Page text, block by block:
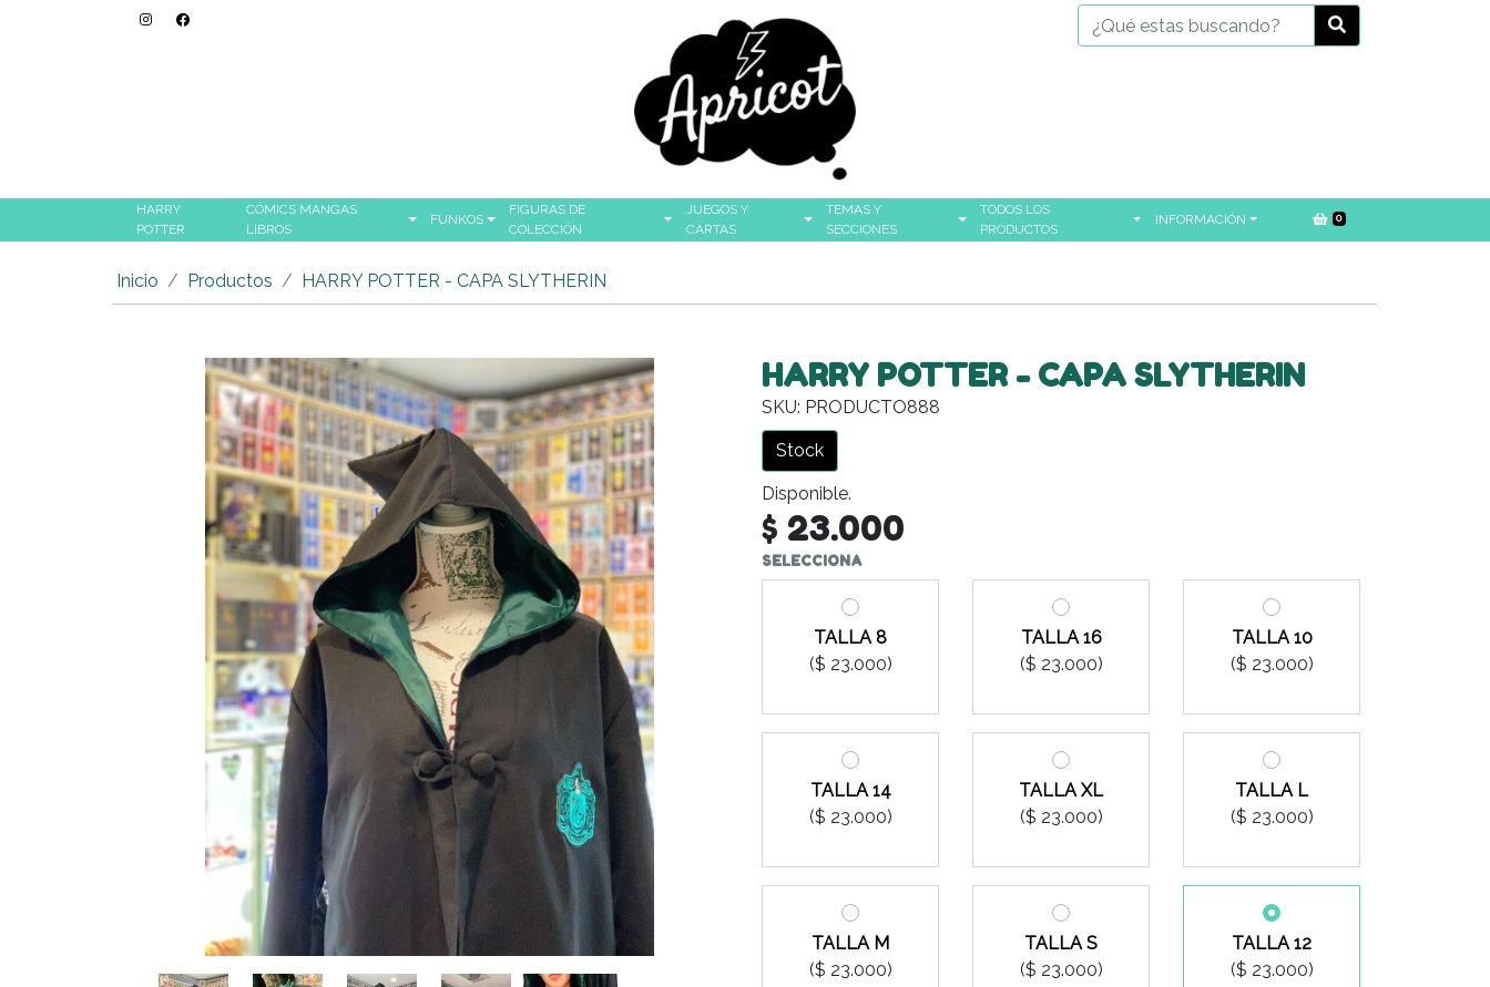
HARRY
POTTER
CÓMICS MANGAS
LIBROS
FUNKOS
FIGURAS DE
COLECCIÓN
JUEGOS Y
CARTAS
TEMAS Y
SECCIONES
TODOS LOS
PRODUCTOS
INFORMACIÓN 0
Inicio Productos HARRY POTTER - CAPA SLYTHERIN
HARRY POTTER - CAPA SLYTHERIN
SKU: PRODUCTO888
Stock
Disponible.
$ 23.000
SELECCIONA
TALLA 8
($ 23.000)
TALLA 16
($ 23.000)
TALLA 10
($ 23.000)
TALLA 14
($ 23.000)
TALLA XL
($ 23.000)
TALLA L
($ 23.000)
TALLA M
($ 23.000)
TALLA S
($ 23.000)
TALLA 12
($ 23.000)